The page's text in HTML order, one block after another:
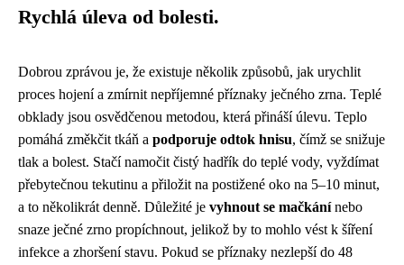
Rychlá úleva od bolesti.
Dobrou zprávou je, že existuje několik způsobů, jak urychlit
proces hojení a zmírnit nepříjemné příznaky ječného zrna. Teplé
obklady jsou osvědčenou metodou, která přináší úlevu. Teplo
pomáhá změkčit tkáň a podporuje odtok hnisu, čímž se snižuje
tlak a bolest. Stačí namočit čistý hadřík do teplé vody, vyždímat
přebytečnou tekutinu a přiložit na postižené oko na 5–10 minut,
a to několikrát denně. Důležité je vyhnout se mačkánínebo
snaze ječné zrno propíchnout, jelikož by to mohlo vést k šíření
infekce a zhoršení stavu. Pokud se příznaky nezlepší do 48